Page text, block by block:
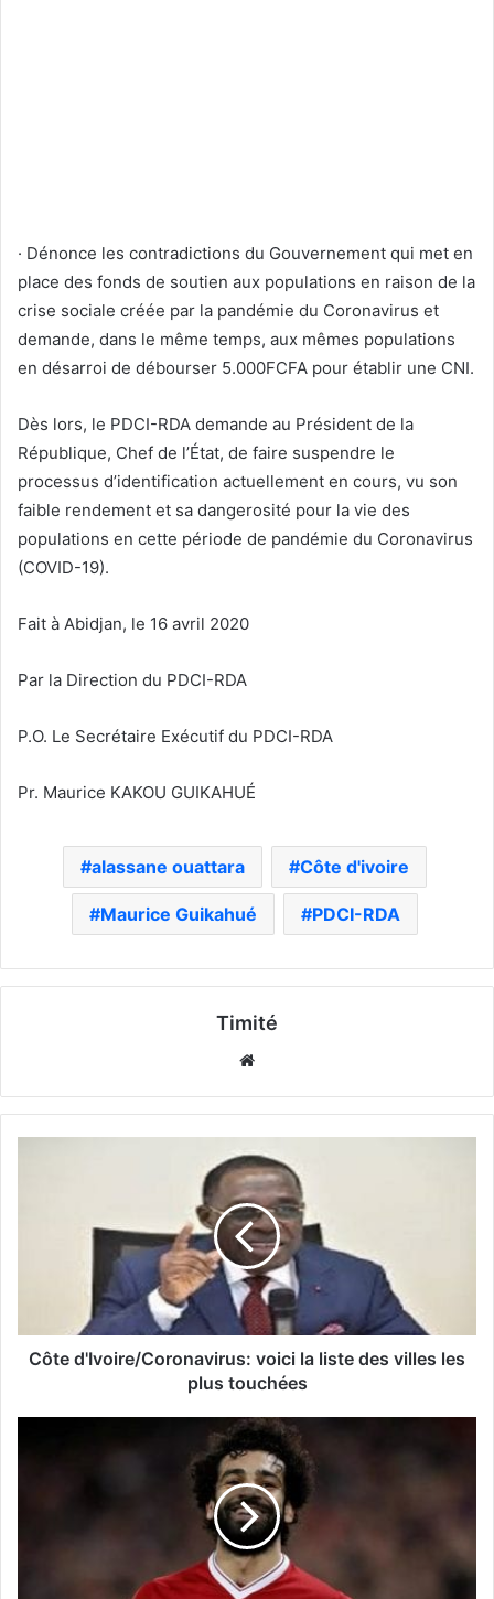
· Dénonce les contradictions du Gouvernement qui met en
place des fonds de soutien aux populations en raison de la
crise sociale créée par la pandémie du Coronavirus et
demande, dans le même temps, aux mêmes populations
en désarroi de débourser 5.000FCFA pour établir une CNI.
Dès lors, le PDCI-RDA demande au Président de la
République, Chef de l’État, de faire suspendre le
processus d’identification actuellement en cours, vu son
faible rendement et sa dangerosité pour la vie des
populations en cette période de pandémie du Coronavirus
(COVID-19).
Fait à Abidjan, le 16 avril 2020
Par la Direction du PDCI-RDA
P.O. Le Secrétaire Exécutif du PDCI-RDA
Pr. Maurice KAKOU GUIKAHUÉ
alassane ouattara Côte d'ivoire
Maurice Guikahué PDCI-RDA
Timité
Côte d'Ivoire/Coronavirus: voici la liste des villes les
plus touchées